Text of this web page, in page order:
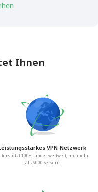
Ihnen
VPN-Netzwerk
100+ Länder weltweit, mit mehr
als 6000 Servern